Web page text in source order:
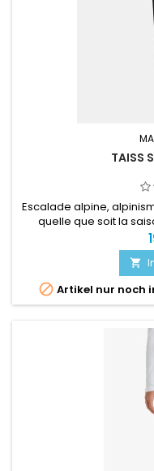
TAISS
Escalade alpine,
quelle que soit la

 Artikel nur noch